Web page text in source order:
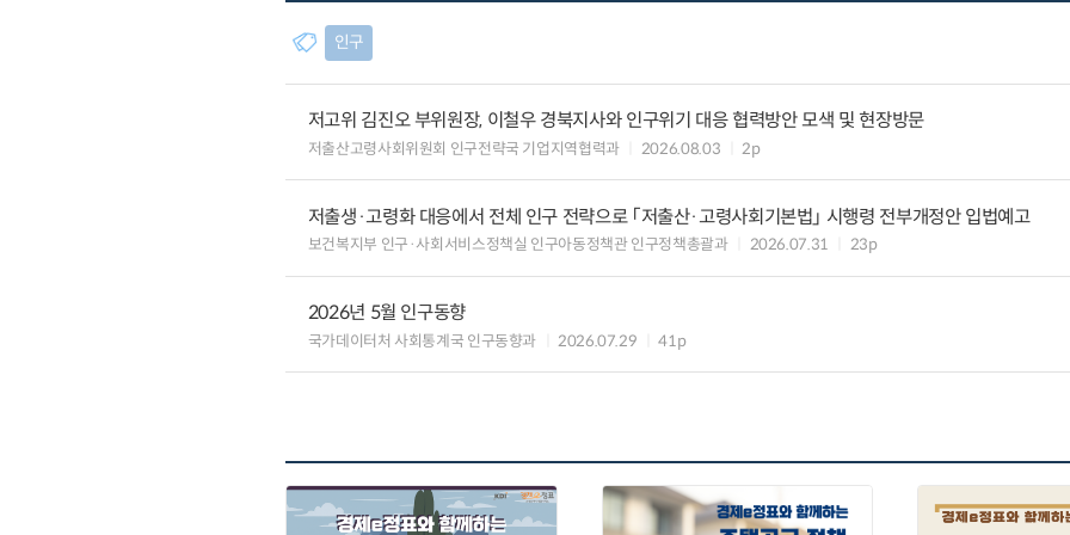
인구
저고위 김진오 부위원장, 이철우 경북지사와 인구위기 대응 협력방안 모색 및 현장방문
저출산고령사회위원회 인구전략국 기업지역협력과 2026.08.03 2p
저출생·고령화 대응에서 전체 인구 전략으로 「저출산·고령사회기본법」 시행령 전부개정안 입법예고
보건복지부 인구·사회서비스정책실 인구아동정책관 인구정책총괄과 2026.07.31 23p
2026년 5월 인구동향
국가데이터처 사회통계국 인구동향과 2026.07.29 41p